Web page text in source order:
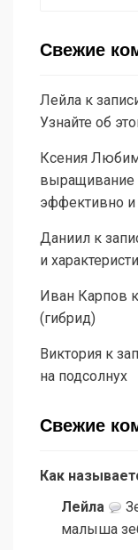
Свежие
Лейла к
Узнайте об
Ксения
выращивание
эффективно и
Даниил к
и
Иван Карпов
(гибрид)
Виктория к
на подсолнух
Свежие
Как
Лейла
малыша